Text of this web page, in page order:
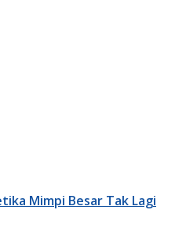
Mimpi Besar Tak Lagi